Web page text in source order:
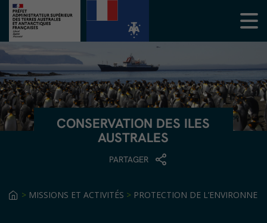
CONSERVATION DES ILES
AUSTRALES
PARTAGER
> MISSIONS ET ACTIVITÉS > PROTECTION DE